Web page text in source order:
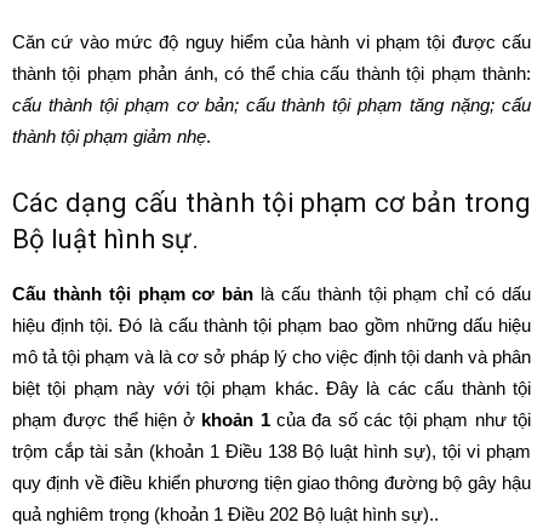
Căn cứ vào mức độ nguy hiểm của hành vi phạm tội được cấu
thành tội phạm phản ánh, có thể chia cấu thành tội phạm thành:
cấu thành tội phạm cơ bản; cấu thành tội phạm tăng nặng; cấu
thành tội phạm giảm nhẹ.
Các dạng cấu thành tội phạm cơ bản trong
Bộ luật hình sự.
Cấu thành tội phạm cơ bản là cấu thành tội phạm chỉ có dấu
hiệu định tội. Đó là cấu thành tội phạm bao gồm những dấu hiệu
mô tả tội phạm và là cơ sở pháp lý cho việc định tội danh và phân
biệt tội phạm này với tội phạm khác. Đây là các cấu thành tội
phạm được thể hiện ở khoản 1của đa số các tội phạm như tội
trộm cắp tài sản (khoản 1 Điều 138 Bộ luật hình sự), tội vi phạm
quy định về điều khiển phương tiện giao thông đường bộ gây hậu
quả nghiêm trọng (khoản 1 Điều 202 Bộ luật hình sự)..